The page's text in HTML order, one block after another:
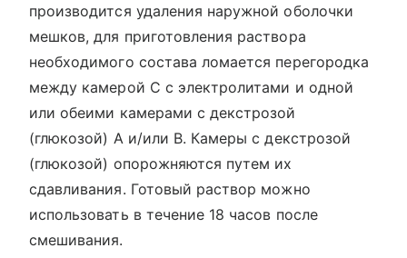
производится удаления наружной оболочки
мешков, для приготовления раствора
необходимого состава ломается перегородка
между камерой С с электролитами и одной
или обеими камерами с декстрозой
(глюкозой) А и/или В. Камеры с декстрозой
(глюкозой) опорожняются путем их
сдавливания. Готовый раствор можно
использовать в течение 18 часов после
смешивания.